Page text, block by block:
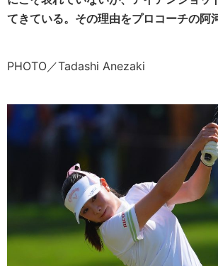
てきている。その理由をプロコーチの阿
PHOTO／Tadashi Anezaki